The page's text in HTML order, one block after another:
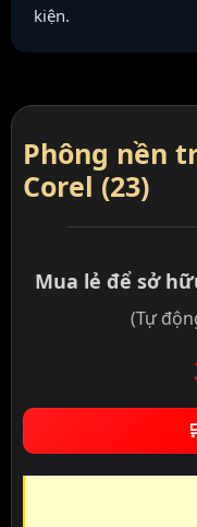
kiện.
Phông nền
Corel (23)
Mua lẻ để sở
(Tự